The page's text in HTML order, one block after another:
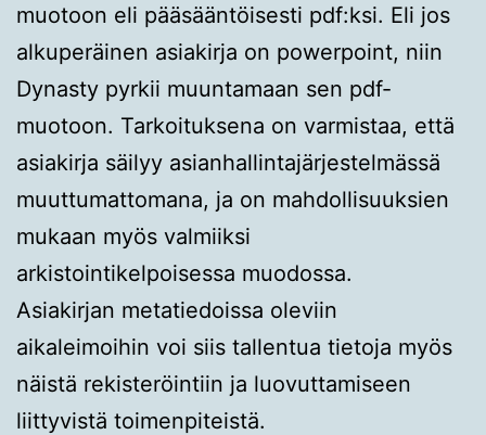
muotoon eli pääsääntöisesti pdf:ksi. Eli jos
alkuperäinen asiakirja on powerpoint, niin
Dynasty pyrkii muuntamaan sen pdf-
muotoon. Tarkoituksena on varmistaa, että
asiakirja säilyy asianhallintajärjestelmässä
muuttumattomana, ja on mahdollisuuksien
mukaan myös valmiiksi
arkistointikelpoisessa muodossa.
Asiakirjan metatiedoissa oleviin
aikaleimoihin voi siis tallentua tietoja myös
näistä rekisteröintiin ja luovuttamiseen
liittyvistä toimenpiteistä.